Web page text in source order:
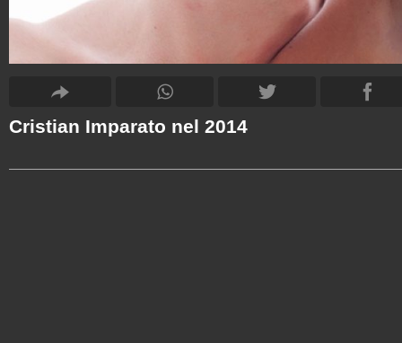
Cristian Imparato nel 2014